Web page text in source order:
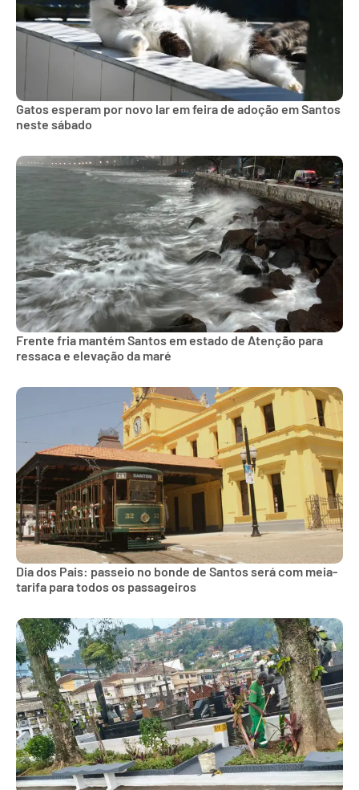
Gatos esperam por novo lar em feira de adoção em Santos
neste sábado
Frente fria mantém Santos em estado de Atenção para
ressaca e elevação da maré
Dia dos Pais: passeio no bonde de Santos será com meia-
tarifa para todos os passageiros